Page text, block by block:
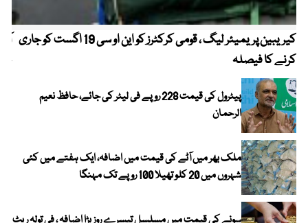
کیریبین پریمیئر لیگ ، قومی کرکٹرز کو این او سی 19 اگست کو جاری
کرنے کا فیصلہ
پیٹرول کی قیمت 228 روپے فی لیٹر کی جائے، حافظ نعیم
الرحمان
ملک بھر میں آٹے کی قیمت میں اضافہ، ایک ہفتے میں کئی
شہروں میں 20 کلو تھیلا 100 روپے تک مہنگا